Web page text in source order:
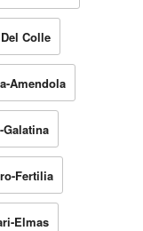
Colle
Amendola
Galatina
Fertilia
Elmas